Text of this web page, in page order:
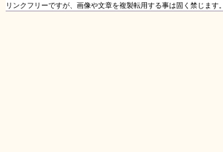
リンクフリーですが、画像や文章を複製転用する事は固く禁じます。